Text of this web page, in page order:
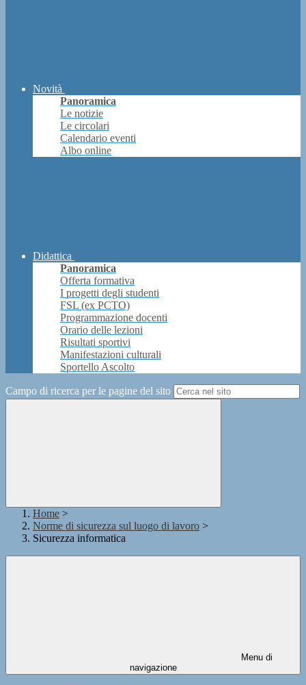
Novità
Panoramica
Le notizie
Le circolari
Calendario eventi
Albo online
Didattica
Panoramica
Offerta formativa
I progetti degli studenti
FSL (ex PCTO)
Programmazione docenti
Orario delle lezioni
Risultati sportivi
Manifestazioni culturali
Sportello Ascolto
Campo di ricerca per le pagine del sito
Home >
Norme di sicurezza sul luogo di lavoro >
Sicurezza informatica
Menu di
navigazione